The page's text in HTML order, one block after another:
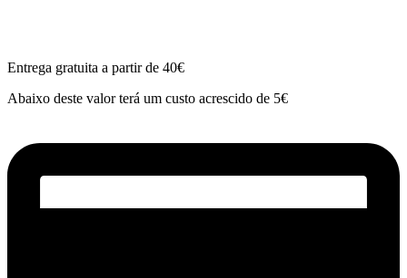
Entrega gratuita a partir de 40€
Abaixo deste valor terá um custo acrescido de 5€